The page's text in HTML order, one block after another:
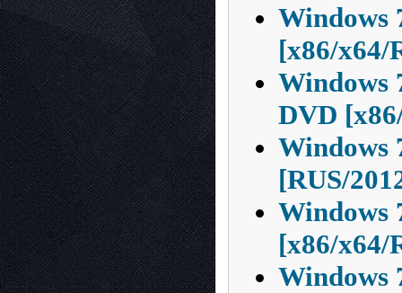
Windows
[x86/x64/
Windows
DVD
Windows
[RUS/
Windows
[x86/x64/
Windows